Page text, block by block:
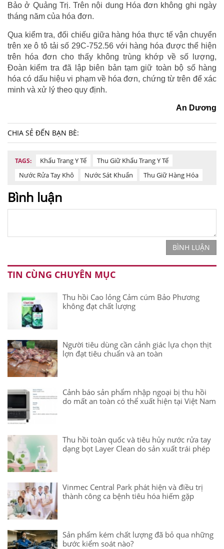
Bảo ở Quảng Trị. Trên nội dung Hóa đơn không ghi ngày
tháng năm của hóa đơn.
Qua kiểm tra, đối chiếu giữa hàng hóa thực tế vận chuyển
trên xe ô tô tải số 29C-752.56 với hàng hóa được thể hiện
trên hóa đơn cho thấy không trùng khớp về số lượng,
Đoàn kiểm tra đã lập biên bản tạm giữ toàn bộ số hàng
hóa có dấu hiệu vi phạm về hóa đơn, chứng từ trên để xác
minh và xử lý theo quy định.
An Dương
CHIA SẺ ĐẾN BẠN BÈ:
TAGS: Khẩu Trang Y Tế
Thu Giữ Khẩu Trang Y Tế
Nước Rửa Tay Khô
Nước Sát Khuẩn Thu Giữ Hàng Hóa
Bình luận
BÌNH LUẬN
TIN CÙNG CHUYÊN MỤC
Thu hồi Cao lỏng Cảm cúm Bảo Phương
không đạt chất lượng
Người tiêu dùng cần cảnh giác lựa chọn thịt
lợn đạt tiêu chuẩn và an toàn
Cảnh báo sản phẩm nhập ngoại bị thu hồi
do mất an toàn có thể xuất hiện tại Việt Nam
Thu hồi toàn quốc và tiêu hủy nước rửa tay
dạng bọt Layer Clean do sản xuất trái phép
Vinmec Central Park phát hiện và điều trị
thành công ca bệnh tiêu hóa hiếm gặp
Sản phẩm kém chất lượng đã bỏ qua những
bước kiểm soát nào?